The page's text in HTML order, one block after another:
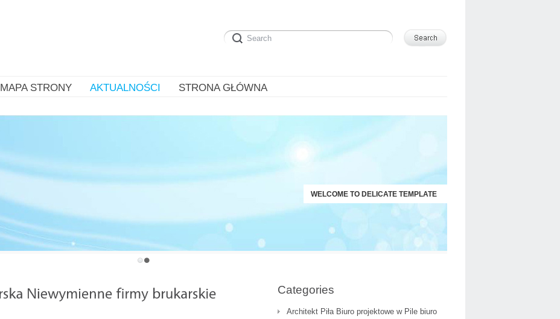
MAPA STRONY AKTUALNOŚCI STRONA GŁÓWNA
WELCOME TO DELICATE TEMPLATE
JUST ANOTHER WORDPRESS SITE
Categories
Architekt Piła Biuro projektowe w Pile biuro